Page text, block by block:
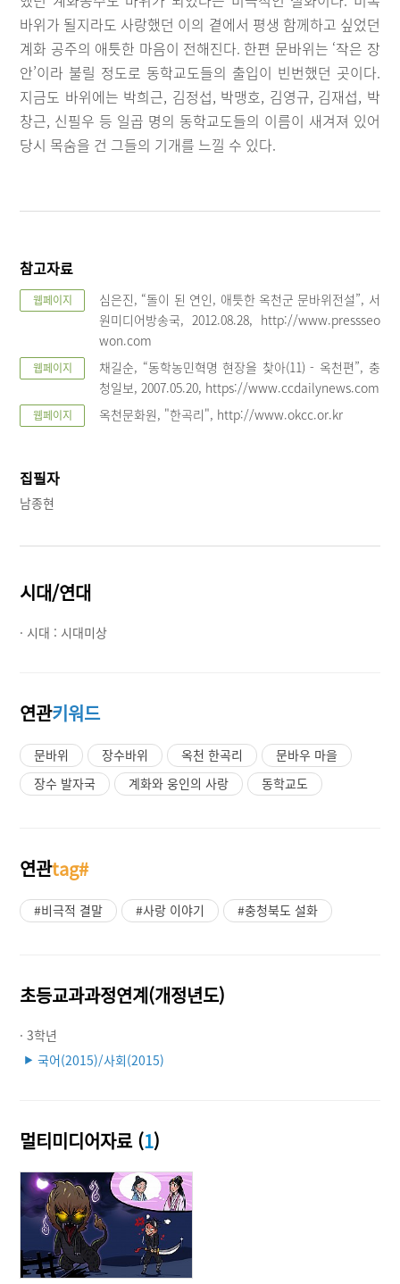
바위가 될지라도 사랑했던 이의 곁에서 평생 함께하고 싶었던
계화 공주의 애틋한 마음이 전해진다. 한편 문바위는 ‘작은 장
안’이라 불릴 정도로 동학교도들의 출입이 빈번했던 곳이다.
지금도 바위에는 박희근, 김정섭, 박맹호, 김영규, 김재섭, 박
창근, 신필우 등 일곱 명의 동학교도들의 이름이 새겨져 있어
당시 목숨을 건 그들의 기개를 느낄 수 있다.
참고자료
웹페이지
심은진, “돌이 된 연인, 애틋한 옥천군 문바위전설”, 서
원미디어방송국, 2012.08.28, http://www.pressseo
won.com
웹페이지
채길순, “동학농민혁명 현장을 찾아(11) - 옥천편”, 충
청일보, 2007.05.20, https://www.ccdailynews.com
웹페이지 옥천문화원, "한곡리", http://www.okcc.or.kr
집필자
남종현
시대/연대
· 시대 : 시대미상
연관키워드
문바위 장수바위 옥천 한곡리
문바우 마을
장수 발자국
계화와 웅인의 사랑 동학교도
연관tag#
#비극적 결말 #사랑 이야기 #충청북도 설화
초등교과과정연계(개정년도)
· 3학년
▶ 국어(2015)/사회(2015)
멀티미디어자료 (1)